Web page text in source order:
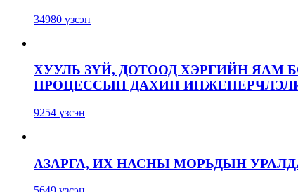
34980 үзсэн
ХУУЛЬ ЗҮЙ, ДОТООД ХЭРГИЙН ЯАМ
ПРОЦЕССЫН ДАХИН
9254 үзсэн
АЗАРГА, ИХ НАСНЫ МОРЬДЫН